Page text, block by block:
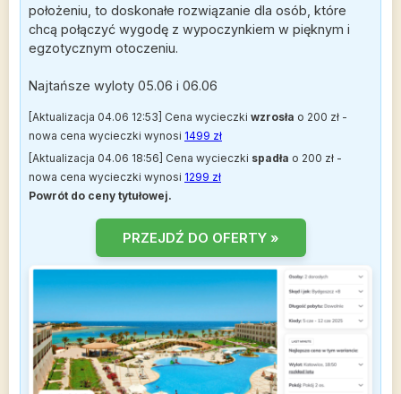
położeniu, to doskonałe rozwiązanie dla osób, które
chcą połączyć wygodę z wypoczynkiem w pięknym i
egzotycznym otoczeniu.
Najtańsze wyloty 05.06 i 06.06
[Aktualizacja 04.06 12:53] Cena wycieczki wzrosła o 200 zł -
nowa cena wycieczki wynosi 1499 zł
[Aktualizacja 04.06 18:56] Cena wycieczki spadła o 200 zł -
nowa cena wycieczki wynosi 1299 zł
Powrót do ceny tytułowej.
PRZEJDŹ DO OFERTY »